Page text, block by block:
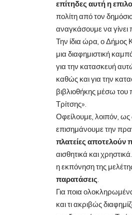
επίτηδες αυτή η
πολίτη από τον
αναγκάσουμε να γίνει
Την ίδια ώρα, ο Δήμος
μια διαφημιστική
για την κατασκευή
καθώς και για την
βιβλιοθήκης μέσω
Τρίτσης».
Οφείλουμε, λοιπόν, ως
επισημάνουμε την
πλατείες
αισθητικά και
η εκπόνηση της
παρατάσεις
Για ποια
και τι ακριβώς